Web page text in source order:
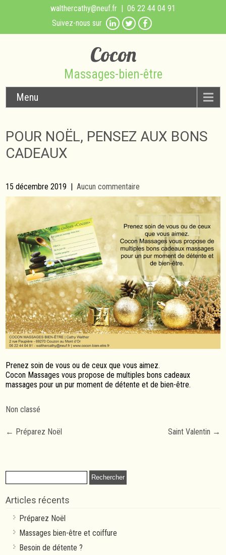
walthercathy@neuf.fr | 06 22 44 04 91
Suivez-nous sur
Cocon
Massages-bien-être
Menu
POUR NOËL, PENSEZ AUX BONS
CADEAUX
15 décembre 2019 |Aucun commentaire
Prenez soin de vous ou de ceux que vous aimez.
Cocon Massages vous propose de multiples bons cadeaux
massages pour un pur moment de détente et de bien-être.
Non classé
Post
← Préparez Noël Saint Valentin →
Rechercher :
Articles récents
Préparez Noël
Massages bien-être et coiffure
Besoin de détente ?